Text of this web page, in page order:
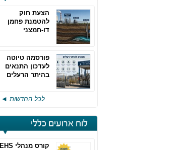
הצעת חוק
להטמנת פחמן
דו-חמצני
פורסמה טיוטה
לעדכון התנאים
בהיתר הרעלים
לכל החדשות ◄
לוח ארועים כללי
קורס מנהלי EHS